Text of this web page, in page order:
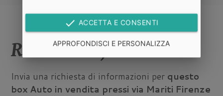
Richiedi informazioni
Invia una richiesta di informazioni per questo
box Auto in vendita pressi via Mariti Firenze
done ACCETTA E CONSENTI
APPROFONDISCI E PERSONALIZZA